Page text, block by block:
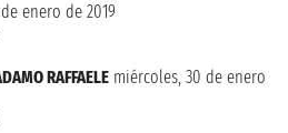
enero de 2019
RAFFAELE miércoles, 30 de enero